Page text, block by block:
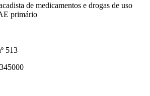
de medicamentos e drogas de uso
primário
513